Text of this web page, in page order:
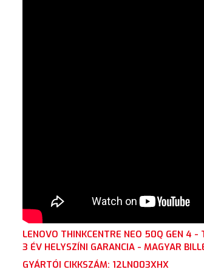
LENOVO THINKCENTRE NEO 50Q GEN 4
3 ÉV HELYSZÍNI GARANCIA - MAGYAR
GYÁRTÓI CIKKSZÁM: 12LN003XHX